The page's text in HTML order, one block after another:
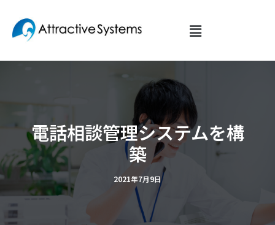
電話相談管理システムを構
築
2021年7月9日